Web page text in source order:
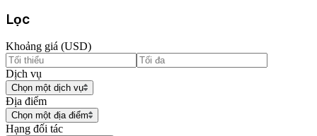
Lọc
Khoảng giá (USD)
Dịch vụ
Chọn một dịch vụ
Địa điểm
Chọn một địa điểm
Hạng đối tác